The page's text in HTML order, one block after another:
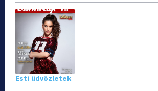
Esti üdvözletek